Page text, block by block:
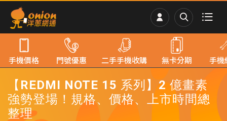
【REDMI NOTE 15 系列】2 億畫素
強勢登場！規格、價格、上市時間總
整理
手機價格 門號優惠 二手手機收購 無卡分期 手機